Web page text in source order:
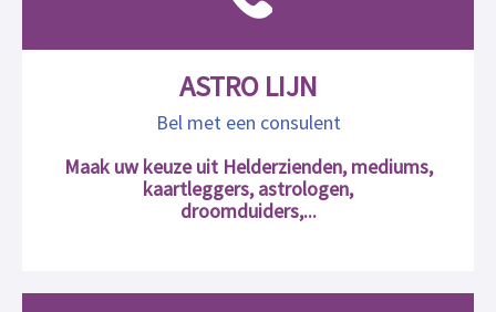
ASTRO LIJN
Bel met een consulent
Maak uw keuze uit Helderzienden, mediums,
kaartleggers, astrologen,
droomduiders,...